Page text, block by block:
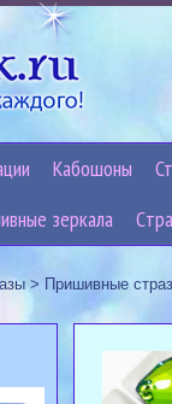
Кабошоны
зеркала
> Пришивные